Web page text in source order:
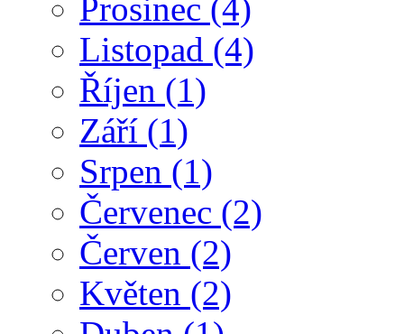
Prosinec (4)
Listopad (4)
Říjen (1)
Září (1)
Srpen (1)
Červenec (2)
Červen (2)
Květen (2)